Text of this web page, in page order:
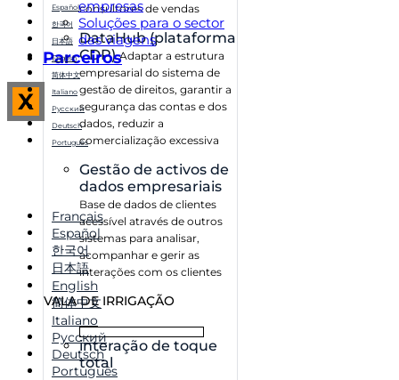
consultores de vendas
DataHub (plataforma
CDP) Adaptar a estrutura
empresarial do sistema de
gestão de direitos, garantir a
segurança das contas e dos
dados, reduzir a
comercialização excessiva
Gestão de activos de
dados empresariais
Base de dados de clientes
acessível através de outros
sistemas para analisar,
acompanhar e gerir as
interações com os clientes
VALA DE IRRIGAÇÃO
interação de toque
total
empresas
Soluções para o sector
das viagens
Parceiros
X
Español
한국어
日本語
English
简体中文
Italiano
Русский
Deutsch
Português
Français
Español
한국어
日本語
English
简体中文
Italiano
Русский
Deutsch
Português